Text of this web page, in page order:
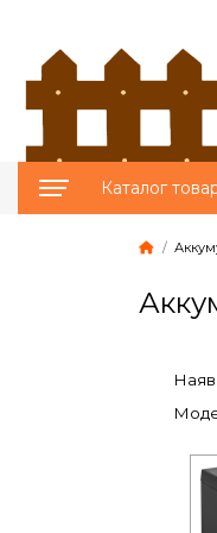
Каталог
Птахівництво
Тваринництво
Бджільництво